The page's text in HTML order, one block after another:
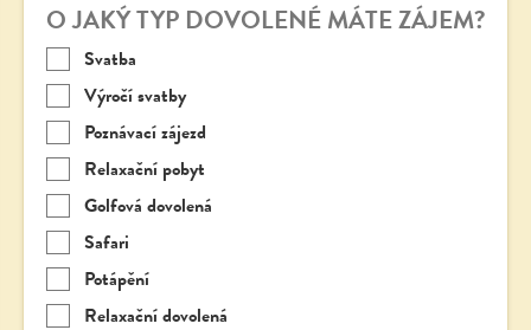
O JAKÝ TYP DOVOLENÉ MÁTE ZÁJEM?
Svatba
Výročí svatby
Poznávací zájezd
Relaxační pobyt
Golfová dovolená
Safari
Potápění
Relaxační dovolená